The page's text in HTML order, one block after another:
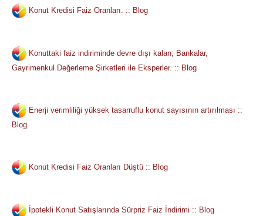
Konut Kredisi Faiz Oranları. :: Blog
Konuttaki faiz indiriminde devre dışı kalan; Bankalar,
Gayrimenkul Değerleme Şirketleri ile Eksperler. :: Blog
Enerji verimliliği yüksek tasarruflu konut sayısının artırılması ::
Blog
Konut Kredisi Faiz Oranları Düştü :: Blog
İpotekli Konut Satışlarında Sürpriz Faiz İndirimi :: Blog